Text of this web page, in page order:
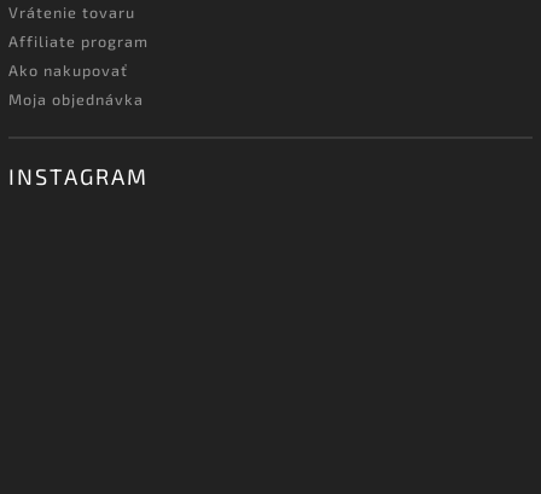
Vrátenie tovaru
Affiliate program
Ako nakupovať
Moja objednávka
INSTAGRAM